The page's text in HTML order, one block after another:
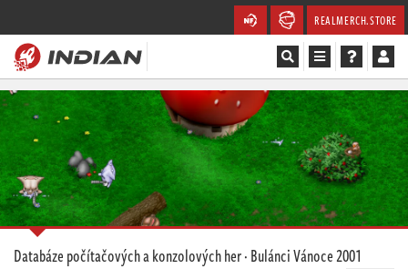
REALMERCH.STORE
Magazín
Recenze
Videa
Soutěže
Databáze počítačových a konzolových her·BulánciVánoce 2001